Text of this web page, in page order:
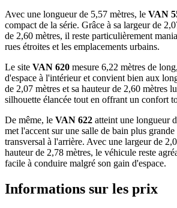
Avec une longueur de 5,57 mètres, le VAN
compact de la série. Grâce à sa largeur de
de 2,60 mètres, il reste particulièrement
rues étroites et les emplacements urbains.
Le site VAN 620 mesure 6,22 mètres de
d'espace à l'intérieur et convient bien aux
de 2,07 mètres et sa hauteur de 2,60 mètres
silhouette élancée tout en offrant un confort
De même, le VAN 622 atteint une longueur
met l'accent sur une salle de bain plus
transversal à l'arrière. Avec une largeur de
hauteur de 2,78 mètres, le véhicule reste
facile à conduire malgré son gain d'espace.
Informations sur les prix